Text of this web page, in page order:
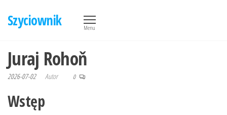
Szyciownik Menu
Juraj Rohoň
2026-07-02 Autor 0
Wstęp